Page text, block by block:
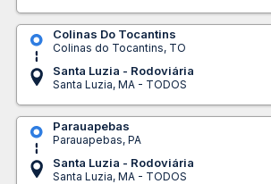
Colinas Do Tocantins
Colinas do Tocantins, TO
Santa Luzia - Rodoviária
Santa Luzia, MA - TODOS
Parauapebas
Parauapebas, PA
Santa Luzia - Rodoviária
Santa Luzia, MA - TODOS